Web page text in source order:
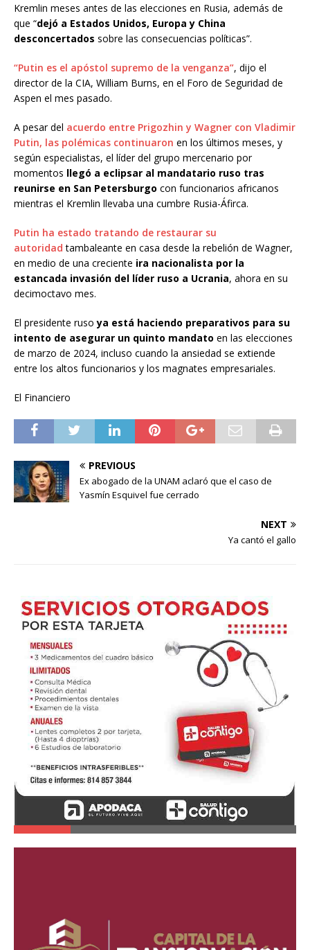
Kremlin meses antes de las elecciones en Rusia, además de
que “dejó a Estados Unidos, Europa y China
desconcertados sobre las consecuencias políticas”.
“Putin es el apóstol supremo de la venganza”, dijo el
director de la CIA, William Burns, en el Foro de Seguridad de
Aspen el mes pasado.
A pesar del acuerdo entre Prigozhin y Wagner con Vladimir
Putin, las polémicas continuaron en los últimos meses, y
según especialistas, el líder del grupo mercenario por
momentos llegó a eclipsar al mandatario ruso tras
reunirse en San Petersburgo con funcionarios africanos
mientras el Kremlin llevaba una cumbre Rusia-Áfirca.
Putin ha estado tratando de restaurar su
autoridad tambaleante en casa desde la rebelión de Wagner,
en medio de una creciente ira nacionalista por la
estancada invasión del líder ruso a Ucrania, ahora en su
decimoctavo mes.
El presidente ruso ya está haciendo preparativos para su
intento de asegurar un quinto mandato en las elecciones
de marzo de 2024, incluso cuando la ansiedad se extiende
entre los altos funcionarios y los magnates empresariales.
El Financiero
PREVIOUS
Ex abogado de la UNAM aclaró que el caso de
Yasmín Esquivel fue cerrado
NEXT
Ya cantó el gallo